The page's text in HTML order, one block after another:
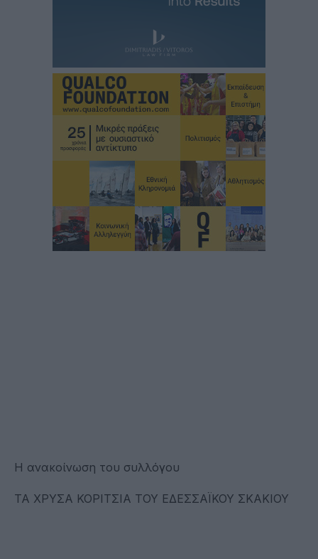
Η ανακοίνωση του συλλόγου
ΤΑ ΧΡΥΣΑ ΚΟΡΙΤΣΙΑ ΤΟΥ ΕΔΕΣΣΑΪΚΟΥ ΣΚΑΚΙΟΥ